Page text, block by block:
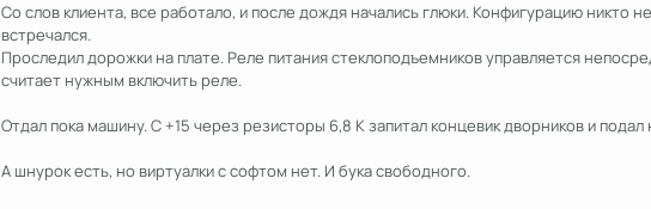
Со слов клиента, все работало, и после дождя начались глюки. Конфигурацию никто
встречался.
Проследил дорожки на плате. Реле питания стеклоподъемников управляется
считает нужным включить реле.
Отдал пока машину. С +15 через резисторы 6,8 К запитал концевик дворников и
А шнурок есть, но виртуалки с софтом нет. И бука свободного.